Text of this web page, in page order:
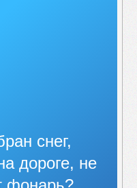
снег,
дороге, не